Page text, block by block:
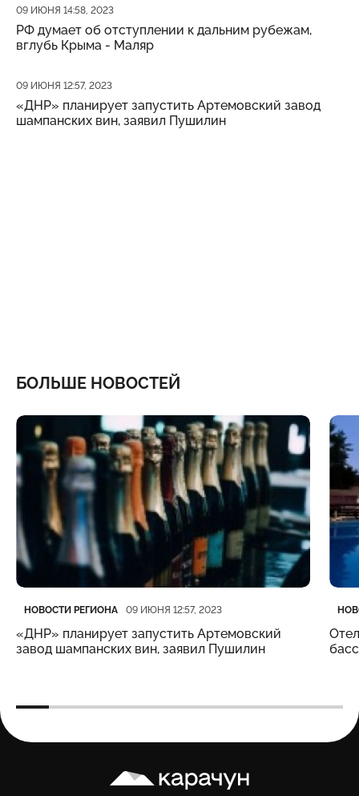
Дата публикации
09 ИЮНЯ 14:58, 2023
РФ думает об отступлении к дальним рубежам,
вглубь Крыма - Маляр
Дата публикации
09 ИЮНЯ 12:57, 2023
«ДНР» планирует запустить Артемовский завод
шампанских вин, заявил Пушилин
БОЛЬШЕ НОВОСТЕЙ
Категория
НОВОСТИ РЕГИОНА
Дата публикации 09 ИЮНЯ 12:57, 2023
«ДНР» планирует запустить Артемовский
завод шампанских вин, заявил Пушилин
Карачун